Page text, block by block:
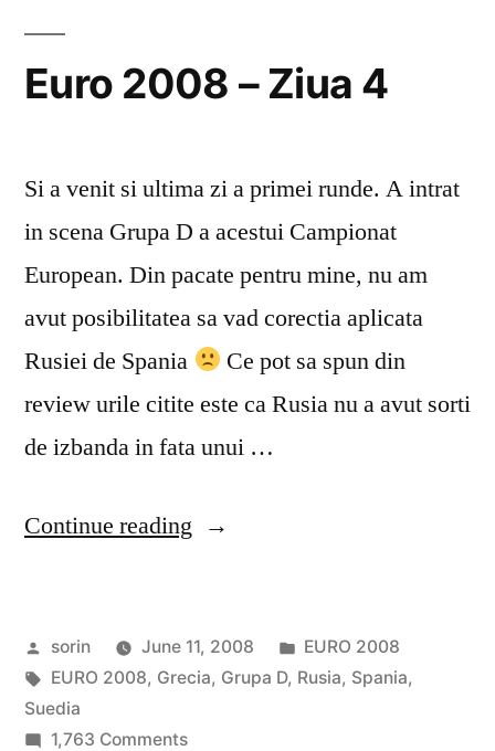
Euro 2008 – Ziua 4
Si a venit si ultima zi a primei runde. A intrat
in scena Grupa D a acestui Campionat
European. Din pacate pentru mine, nu am
avut posibilitatea sa vad corectia aplicata
Rusiei de Spania
Ce pot sa spun din
review urile citite este ca Rusia nu a avut sorti
de izbanda in fata unui …
Continue reading “Euro
Ziua
4”
Posted
by
sorin June 11, 2008
Posted
in
EURO 2008
Tags:
EURO 2008, Grecia, Grupa D, Rusia, Spania,
Suedia
1,763 Commentson